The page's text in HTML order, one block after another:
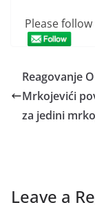
Please
Reagovanje
Mrkojevići
za jedini
Leave a